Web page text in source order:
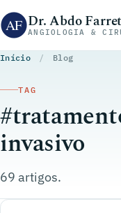
Pular para o conteúdo
Dr. Abdo Farret
ANGIOLOGIA &
Início / Blog
TAG
invasivo
69 artigos.